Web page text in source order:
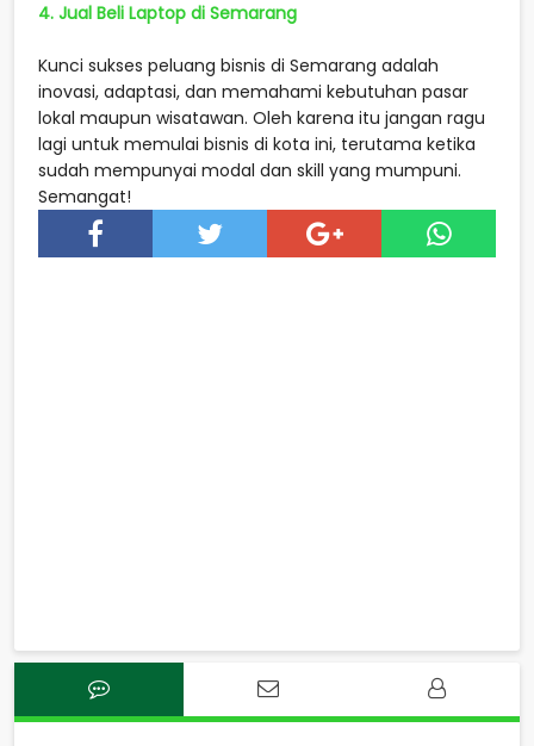
4. Jual Beli Laptop di Semarang
Kunci sukses peluang bisnis di Semarang adalah
inovasi, adaptasi, dan memahami kebutuhan pasar
lokal maupun wisatawan. Oleh karena itu jangan ragu
lagi untuk memulai bisnis di kota ini, terutama ketika
sudah mempunyai modal dan skill yang mumpuni.
Semangat!